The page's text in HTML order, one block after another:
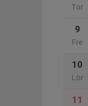
Tor
9
Fre
10
Lör
11